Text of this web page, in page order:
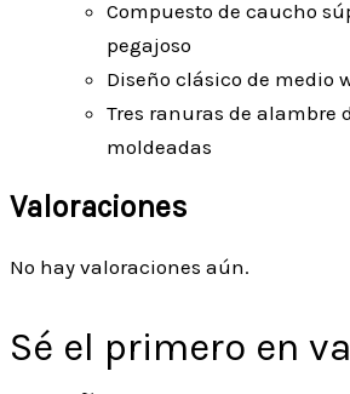
Compuesto de caucho
pegajoso
Diseño clásico de medio
Tres ranuras de alambre
moldeadas
Valoraciones
No hay valoraciones aún.
Sé el primero en